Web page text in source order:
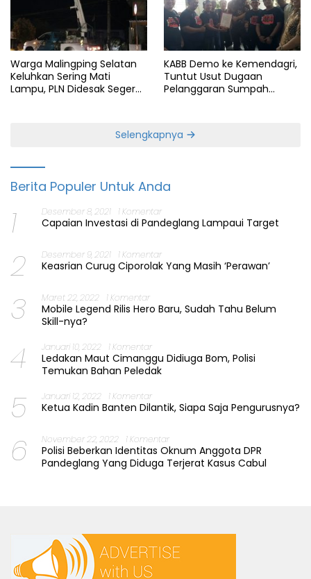
Warga Malingping Selatan
Keluhkan Sering Mati
Lampu, PLN Didesak Segera
KABB Demo ke Kemendagri,
Tuntut Usut Dugaan
Pelanggaran Sumpah
Selengkapnya
Berita Populer Untuk Anda
1 Desember 8, 2021 1 Komentar
Capaian Investasi di Pandeglang Lampaui Target
2 Desember 9, 2021 1 Komentar
Keasrian Curug Ciporolak Yang Masih ‘Perawan’
3 Maret 22, 2022 1 Komentar
Mobile Legend Rilis Hero Baru, Sudah Tahu Belum
Skill-nya?
4 Januari 10, 2022 1 Komentar
Ledakan Maut Cimanggu Didiuga Bom, Polisi
Temukan Bahan Peledak
5 Januari 12, 2022 1 Komentar
Ketua Kadin Banten Dilantik, Siapa Saja Pengurusnya?
6 November 22, 2022 1 Komentar
Polisi Beberkan Identitas Oknum Anggota DPR
Pandeglang Yang Diduga Terjerat Kasus Cabul